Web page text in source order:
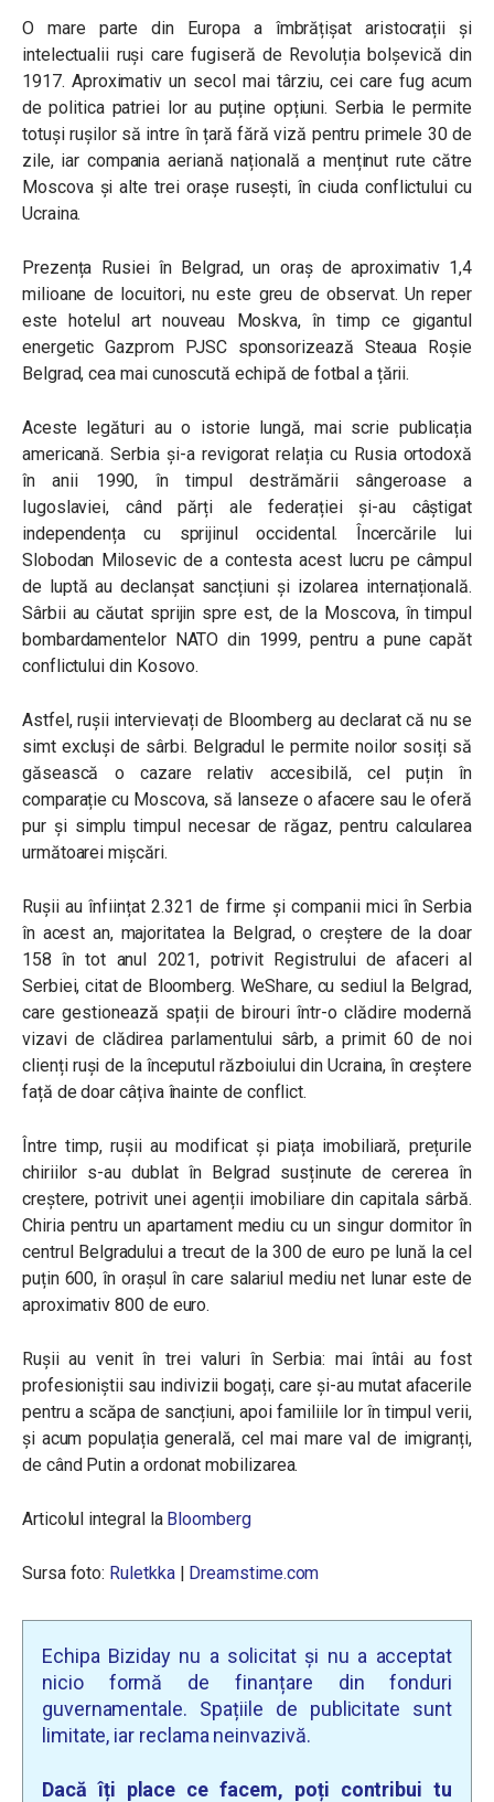
O mare parte din Europa a îmbrățișat aristocrații și
intelectualii ruși care fugiseră de Revoluția bolșevică din
1917. Aproximativ un secol mai târziu, cei care fug acum
de politica patriei lor au puține opțiuni. Serbia le permite
totuși rușilor să intre în țară fără viză pentru primele 30 de
zile, iar compania aeriană națională a menținut rute către
Moscova și alte trei orașe rusești, în ciuda conflictului cu
Ucraina.
Prezența Rusiei în Belgrad, un oraș de aproximativ 1,4
milioane de locuitori, nu este greu de observat. Un reper
este hotelul art nouveau Moskva, în timp ce gigantul
energetic Gazprom PJSC sponsorizează Steaua Roșie
Belgrad, cea mai cunoscută echipă de fotbal a țării.
Aceste legături au o istorie lungă, mai scrie publicația
americană. Serbia și-a revigorat relația cu Rusia ortodoxă
în anii 1990, în timpul destrămării sângeroase a
Iugoslaviei, când părți ale federației și-au câștigat
independența cu sprijinul occidental. Încercările lui
Slobodan Milosevic de a contesta acest lucru pe câmpul
de luptă au declanșat sancțiuni și izolarea internațională.
Sârbii au căutat sprijin spre est, de la Moscova, în timpul
bombardamentelor NATO din 1999, pentru a pune capăt
conflictului din Kosovo.
Astfel, rușii intervievați de Bloomberg au declarat că nu se
simt excluși de sârbi. Belgradul le permite noilor sosiți să
găsească o cazare relativ accesibilă, cel puțin în
comparație cu Moscova, să lanseze o afacere sau le oferă
pur și simplu timpul necesar de răgaz, pentru calcularea
următoarei mișcări.
Rușii au înființat 2.321 de firme și companii mici în Serbia
în acest an, majoritatea la Belgrad, o creștere de la doar
158 în tot anul 2021, potrivit Registrului de afaceri al
Serbiei, citat de Bloomberg. WeShare, cu sediul la Belgrad,
care gestionează spații de birouri într-o clădire modernă
vizavi de clădirea parlamentului sârb, a primit 60 de noi
clienți ruși de la începutul războiului din Ucraina, în creștere
față de doar câțiva înainte de conflict.
Între timp, rușii au modificat și piața imobiliară, prețurile
chiriilor s-au dublat în Belgrad susținute de cererea în
creștere, potrivit unei agenții imobiliare din capitala sârbă.
Chiria pentru un apartament mediu cu un singur dormitor în
centrul Belgradului a trecut de la 300 de euro pe lună la cel
puțin 600, în orașul în care salariul mediu net lunar este de
aproximativ 800 de euro.
Rușii au venit în trei valuri în Serbia: mai întâi au fost
profesioniștii sau indivizii bogați, care și-au mutat afacerile
pentru a scăpa de sancțiuni, apoi familiile lor în timpul verii,
și acum populația generală, cel mai mare val de imigranți,
de când Putin a ordonat mobilizarea.
Articolul integral la Bloomberg
Sursa foto: Ruletkka | Dreamstime.com
Echipa Biziday nu a solicitat și nu a acceptat
nicio formă de finanțare din fonduri
guvernamentale. Spațiile de publicitate sunt
limitate, iar reclama neinvazivă.
Dacă îți place ce facem, poți contribui tu